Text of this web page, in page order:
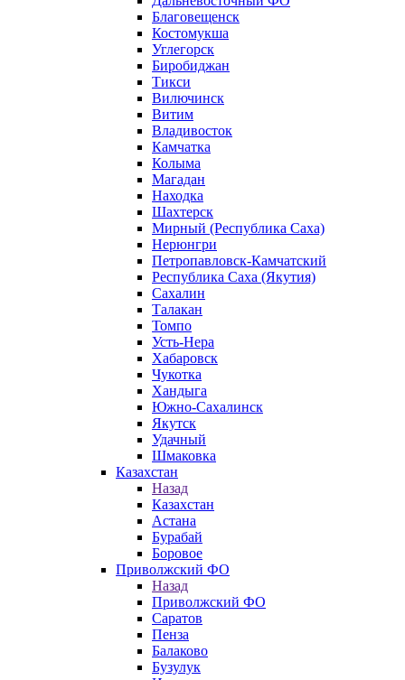
Благовещенск
Костомукша
Углегорск
Биробиджан
Тикси
Вилючинск
Витим
Владивосток
Камчатка
Колыма
Магадан
Находка
Шахтерск
Мирный (Республика Саха)
Нерюнгри
Петропавловск-Камчатский
Республика Саха (Якутия)
Сахалин
Талакан
Томпо
Усть-Нера
Хабаровск
Чукотка
Хандыга
Южно-Сахалинск
Якутск
Удачный
Шмаковка
Казахстан
Назад
Казахстан
Астана
Бурабай
Боровое
Приволжский ФО
Назад
Приволжский ФО
Саратов
Пенза
Балаково
Бузулук